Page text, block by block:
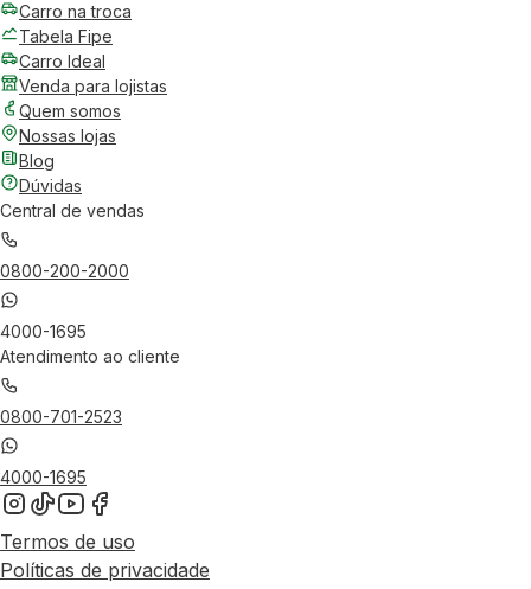
Carro na troca
Tabela Fipe
Carro Ideal
Venda para lojistas
Quem somos
Nossas lojas
Blog
Dúvidas
Central de vendas
0800-200-2000
4000-1695
Atendimento ao cliente
0800-701-2523
4000-1695
Termos de uso
Políticas de privacidade